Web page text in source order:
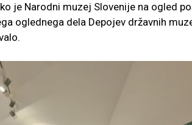
je Narodni muzej Slovenije na ogled
oglednega dela Depojev državnih